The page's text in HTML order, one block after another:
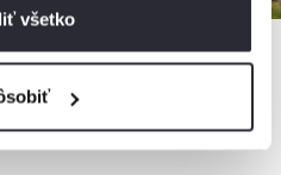
všetko